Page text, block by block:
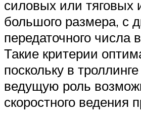
силовых или тяговых
большого размера, с
передаточного числа
Такие критерии
поскольку в
ведущую роль
скоростного ведения